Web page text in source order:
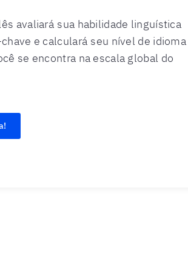
avaliará sua habilidade linguística
e calculará seu nível de idioma
se encontra na escala global do